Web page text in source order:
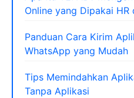
Online yang Dipakai HR
Panduan Cara Kirim
WhatsApp yang Mudah
Tips Memindahkan
Tanpa Aplikasi